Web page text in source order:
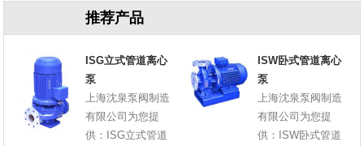
推荐产品
ISG立式管道离心
泵
上海沈泉泵阀制造
有限公司为您提
供：ISG立式管道
ISW卧式管道离心
泵
上海沈泉泵阀制造
有限公司为您提
供：ISW卧式管道